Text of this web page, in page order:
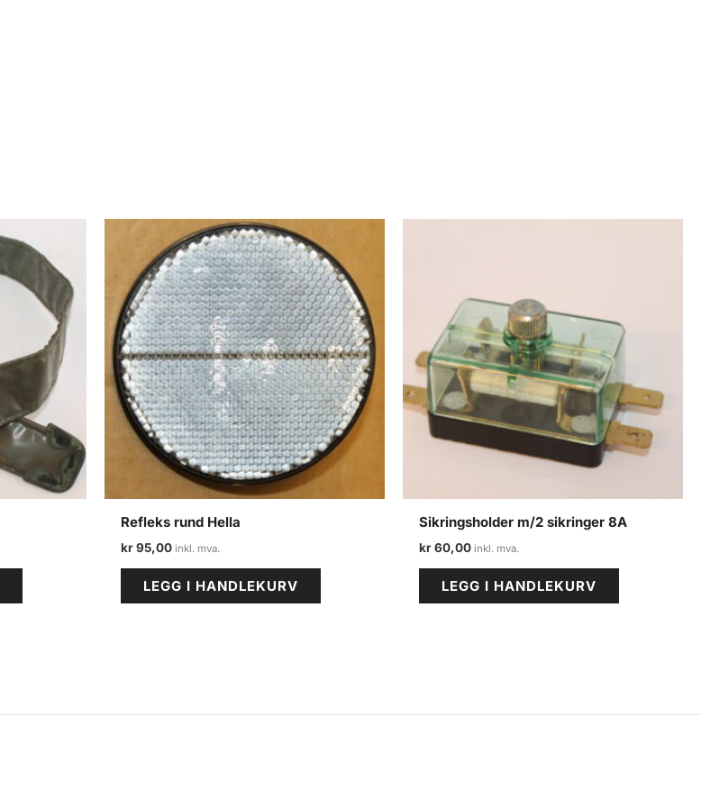
Refleks rund Hella
kr95,00
LEGG I HANDLEKURV
Sikringsholder m/2 sikringer 8A
kr60,00
LEGG I HANDLEKURV